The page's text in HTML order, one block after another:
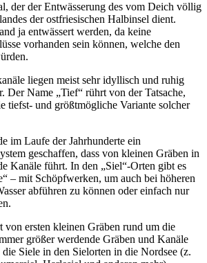
der der Entwässerung des vom Deich völlig
der ostfriesischen Halbinsel dient.
ja entwässert werden, da keine
vorhanden sein können, welche den
liegen meist sehr idyllisch und ruhig
Der Name „Tief“ rührt von der Tatsache,
tiefst- und größtmögliche Variante solcher
im Laufe der Jahrhunderte ein
geschaffen, dass von kleinen Gräben in
Kanäle führt. In den „Siel“-Orten gibt es
– mit Schöpfwerken, um auch bei höheren
abführen zu können oder einfach nur
von ersten kleinen Gräben rund um die
größer werdende Gräben und Kanäle
Siele in den Sielorten in die Nordsee (z.